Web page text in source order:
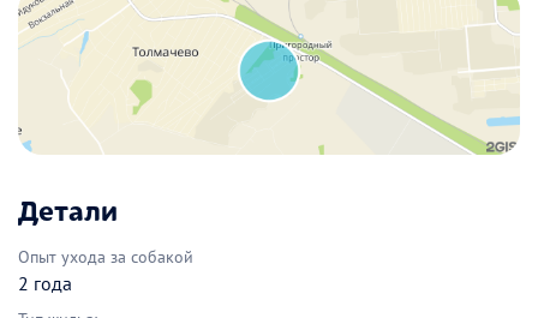
Детали
Опыт ухода за собакой
2 года